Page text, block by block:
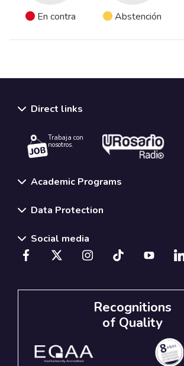
En contra Abstención
Direct links
Trabaja con
nosotros.
Academic Programs
Data Protection
Social media
Recognitions
of Quality